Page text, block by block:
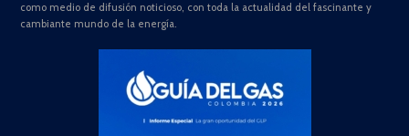
como medio de difusión noticioso, con toda la actualidad del fascinante y
cambiante mundo de la energía.